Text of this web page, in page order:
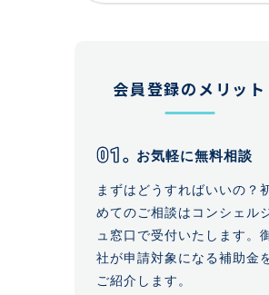
会員登録のメリット
お気軽に無料相談
まずはどうすればいいの？
めてのご相談はコンシェル
ュ窓口で受付いたします。
社が申請対象になる補助金
ご紹介します。